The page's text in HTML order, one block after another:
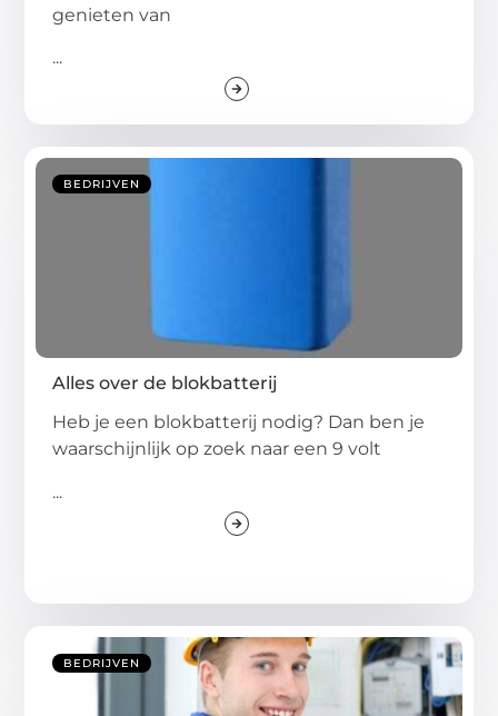
genieten van
...
BEDRIJVEN
Alles over de blokbatterij
Heb je een blokbatterij nodig? Dan ben je
waarschijnlijk op zoek naar een 9 volt
...
BEDRIJVEN